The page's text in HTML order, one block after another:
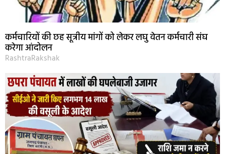
कर्मचारियों की छह सूत्रीय मांगों को लेकर लघु वेतन कर्मचारी संघ
करेगा आंदोलन
RashtraRakshak